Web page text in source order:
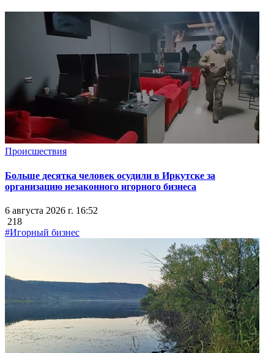
Происшествия
Больше десятка человек осудили в Иркутске за
организацию незаконного игорного бизнеса
6 августа 2026 г. 16:52
218
#Игорный бизнес